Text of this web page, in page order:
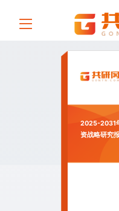
2025-2031
资战略研究